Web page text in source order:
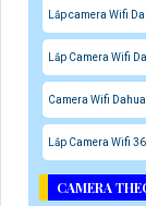
Lắp camera Wifi
Lắp Camera Wifi
Camera Wifi
Lắp Camera Wifi
CAMERA